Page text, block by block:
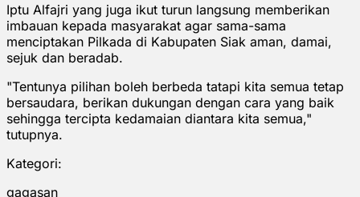
Iptu Alfajri yang juga ikut turun langsung memberikan
imbauan kepada masyarakat agar sama-sama
menciptakan Pilkada di Kabupaten Siak aman, damai,
sejuk dan beradab.
"Tentunya pilihan boleh berbeda tatapi kita semua tetap
bersaudara, berikan dukungan dengan cara yang baik
sehingga tercipta kedamaian diantara kita semua,"
tutupnya.
Kategori:
gagasan